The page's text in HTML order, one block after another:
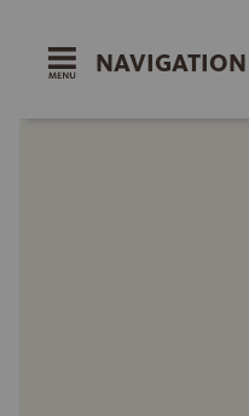
NAVIGATION